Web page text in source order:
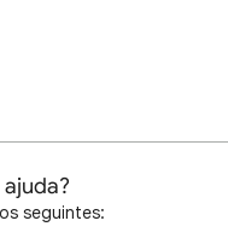
seguintes: